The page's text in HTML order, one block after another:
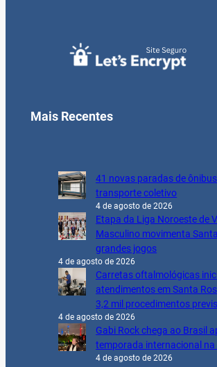
Mais Recentes
41 novas paradas de
transporte coletivo
4 de agosto de 2026
Etapa da Liga Noroeste de
Masculino movimenta
grandes jogos
4 de agosto de 2026
Carretas oftalmológicas
atendimentos em Santa
3,2 mil procedimentos
4 de agosto de 2026
Gabi Rock chega ao Brasil
temporada internacional na
4 de agosto de 2026